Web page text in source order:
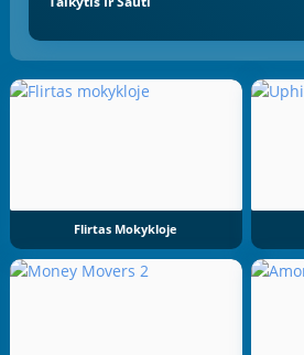
Flirtas Mokykloje